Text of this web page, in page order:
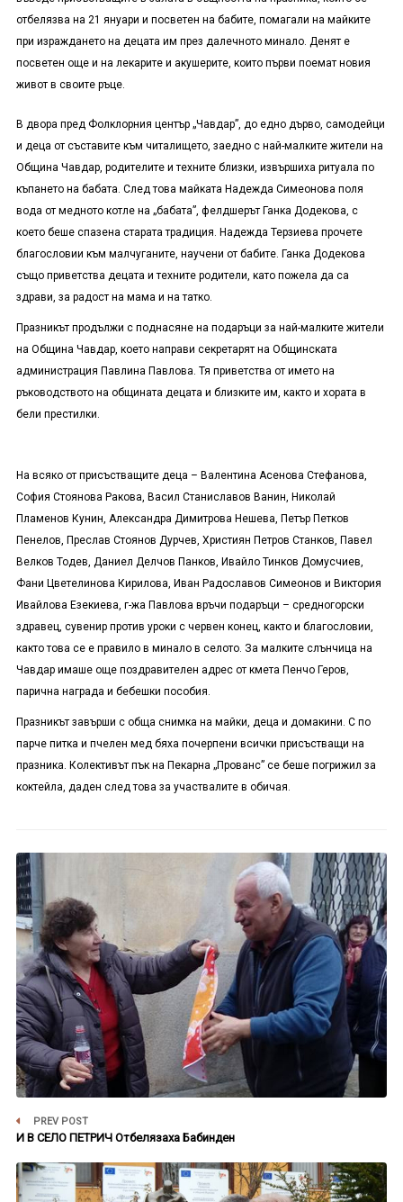
отбелязва на 21 януари и посветен на бабите, помагали на майките
при израждането на децата им през далечното минало. Денят е
посветен още и на лекарите и акушерите, които първи поемат новия
живот в своите ръце.
В двора пред Фолклорния център „Чавдар”, до едно дърво, самодейци
и деца от съставите към читалището, заедно с най-малките жители на
Община Чавдар, родителите и техните близки, извършиха ритуала по
къпането на бабата. След това майката Надежда Симеонова поля
вода от медното котле на „бабата”, фелдшерът Ганка Додекова, с
което беше спазена старата традиция. Надежда Терзиева прочете
благословии към малчуганите, научени от бабите. Ганка Додекова
също приветства децата и техните родители, като пожела да са
здрави, за радост на мама и на татко.
Празникът продължи с поднасяне на подаръци за най-малките жители
на Община Чавдар, което направи секретарят на Общинската
администрация Павлина Павлова. Тя приветства от името на
ръководството на общината децата и близките им, както и хората в
бели престилки.
На всяко от присъстващите деца – Валентина Асенова Стефанова,
София Стоянова Ракова, Васил Станиславов Ванин, Николай
Пламенов Кунин, Александра Димитрова Нешева, Петър Петков
Пенелов, Преслав Стоянов Дурчев, Християн Петров Станков, Павел
Велков Тодев, Даниел Делчов Панков, Ивайло Тинков Домусчиев,
Фани Цветелинова Кирилова, Иван Радославов Симеонов и Виктория
Ивайлова Езекиева, г-жа Павлова връчи подаръци – средногорски
здравец, сувенир против уроки с червен конец, както и благословии,
както това се е правило в минало в селото. За малките слънчица на
Чавдар имаше още поздравителен адрес от кмета Пенчо Геров,
парична награда и бебешки пособия.
Празникът завърши с обща снимка на майки, деца и домакини. С по
парче питка и пчелен мед бяха почерпени всички присъстващи на
празника. Колективът пък на Пекарна „Прованс” се беше погрижил за
коктейла, даден след това за участвалите в обичая.
PREV POST
И В СЕЛО ПЕТРИЧ Отбелязаха Бабинден